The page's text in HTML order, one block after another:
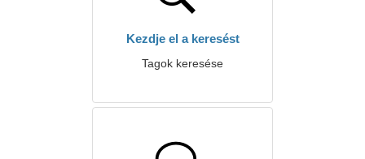
Kezdje el a keresést
Tagok keresése